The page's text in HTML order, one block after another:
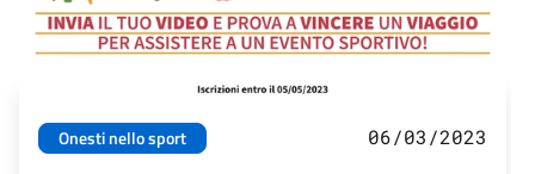
Onesti nello sport 06/03/2023